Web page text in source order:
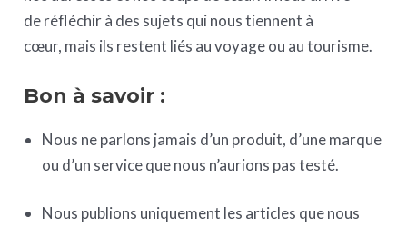
de réfléchir à des sujets qui nous tiennent à
cœur, mais ils restent liés au voyage ou au tourisme.
Bon à savoir :
Nous ne parlons jamais d’un produit, d’une marque
ou d’un service que nous n’aurions pas testé.
Nous publions uniquement les articles que nous